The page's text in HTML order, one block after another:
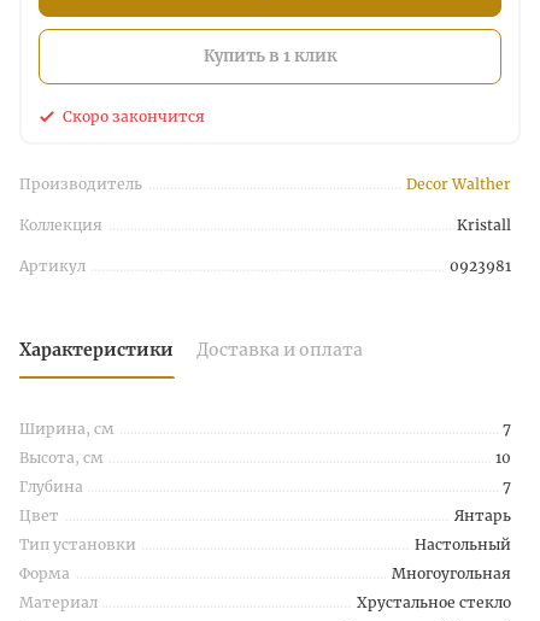
Купить в 1 клик
Скоро закончится
Производитель Decor Walther
Коллекция Kristall
Артикул 0923981
Характеристики Доставка и оплата
Ширина, см
7
Высота, см
10
Глубина
7
Цвет
Янтарь
Тип установки
Настольный
Форма
Многоугольная
Материал
Хрустальное стекло